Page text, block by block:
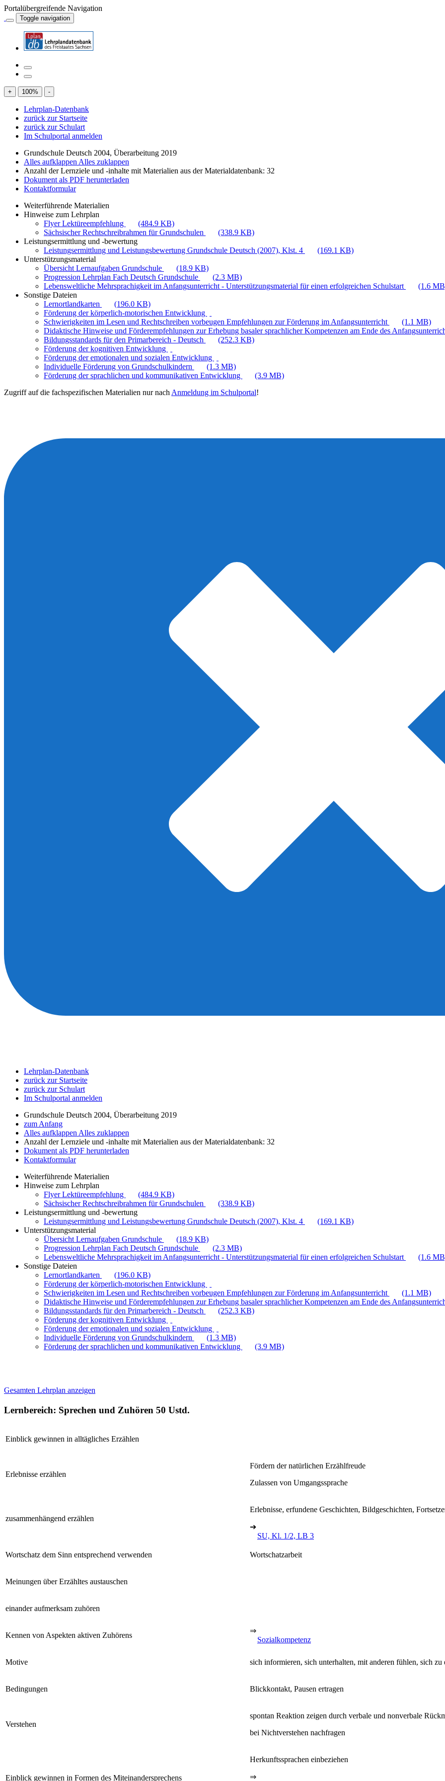
Portalübergreifende Navigation
Toggle navigation
+ 100% -
Lehrplan-Datenbank
zurück zur Startseite
zurück zur Schulart
Im Schulportal anmelden
Grundschule Deutsch 2004, Überarbeitung 2019
Alles aufklappen Alles zuklappen
Anzahl der Lernziele und -inhalte mit Materialien aus der Materialdatenbank: 32
Dokument als PDF herunterladen
Kontaktformular
Weiterführende Materialien
Hinweise zum Lehrplan
Flyer Lektüreempfehlung
(484.9 KB)
Sächsischer Rechtschreibrahmen für Grundschulen
(338.9 KB)
Leistungsermittlung und -bewertung
Leistungsermittlung und Leistungsbewertung Grundschule Deutsch (2007), Klst. 4
(169.1 KB)
Unterstützungsmaterial
Übersicht Lernaufgaben Grundschule
(18.9 KB)
Progression Lehrplan Fach Deutsch Grundschule
(2.3 MB)
Lebensweltliche Mehrsprachigkeit im Anfangsunterricht - Unterstützungsmaterial für einen erfolgreichen Schulstart
(1.6
Sonstige Dateien
Lernortlandkarten
(196.0 KB)
Förderung der körperlich-motorischen Entwicklung
Schwierigkeiten im Lesen und Rechtschreiben vorbeugen Empfehlungen zur Förderung im Anfangsunterricht
(1.1 MB)
Didaktische Hinweise und Förderempfehlungen zur Erhebung basaler sprachlicher Kompetenzen am Ende des
Bildungsstandards für den Primarbereich - Deutsch
(252.3 KB)
Förderung der kognitiven Entwicklung
Förderung der emotionalen und sozialen Entwicklung
Individuelle Förderung von Grundschulkindern
(1.3 MB)
Förderung der sprachlichen und kommunikativen Entwicklung
(3.9 MB)
Zugriff auf die fachspezifischen Materialien nur nach Anmeldung im Schulportal!
Lehrplan-Datenbank
zurück zur Startseite
zurück zur Schulart
Im Schulportal anmelden
Grundschule Deutsch 2004, Überarbeitung 2019
zum Anfang
Alles aufklappen Alles zuklappen
Anzahl der Lernziele und -inhalte mit Materialien aus der Materialdatenbank: 32
Dokument als PDF herunterladen
Kontaktformular
Weiterführende Materialien
Hinweise zum Lehrplan
Flyer Lektüreempfehlung
(484.9 KB)
Sächsischer Rechtschreibrahmen für Grundschulen
(338.9 KB)
Leistungsermittlung und -bewertung
Leistungsermittlung und Leistungsbewertung Grundschule Deutsch (2007), Klst. 4
(169.1 KB)
Unterstützungsmaterial
Übersicht Lernaufgaben Grundschule
(18.9 KB)
Progression Lehrplan Fach Deutsch Grundschule
(2.3 MB)
Lebensweltliche Mehrsprachigkeit im Anfangsunterricht - Unterstützungsmaterial für einen erfolgreichen Schulstart
(1.6
Sonstige Dateien
Lernortlandkarten
(196.0 KB)
Förderung der körperlich-motorischen Entwicklung
Schwierigkeiten im Lesen und Rechtschreiben vorbeugen Empfehlungen zur Förderung im Anfangsunterricht
(1.1 MB)
Didaktische Hinweise und Förderempfehlungen zur Erhebung basaler sprachlicher Kompetenzen am Ende des
Bildungsstandards für den Primarbereich - Deutsch
(252.3 KB)
Förderung der kognitiven Entwicklung
Förderung der emotionalen und sozialen Entwicklung
Individuelle Förderung von Grundschulkindern
(1.3 MB)
Förderung der sprachlichen und kommunikativen Entwicklung
(3.9 MB)
Gesamten Lehrplan anzeigen
Lernbereich: Sprechen und Zuhören 50 Ustd.
Einblick gewinnen in alltägliches Erzählen
Erlebnisse erzählen
Fördern der natürlichen Erzählfreude
Zulassen von Umgangssprache
zusammenhängend erzählen
Erlebnisse, erfundene Geschichten, Bildgeschichten,
➔
SU, Kl. 1/2, LB 3
Wortschatz dem Sinn entsprechend verwenden Wortschatzarbeit
Meinungen über Erzähltes austauschen
einander aufmerksam zuhören
Kennen von Aspekten aktiven Zuhörens
⇒
Sozialkompetenz
Motive sich informieren, sich unterhalten, mit anderen fühlen, sich
Bedingungen Blickkontakt, Pausen ertragen
Verstehen
spontan Reaktion zeigen durch verbale und nonverbale
bei Nichtverstehen nachfragen
Einblick gewinnen in Formen des Miteinandersprechens
Herkunftssprachen einbeziehen
⇒